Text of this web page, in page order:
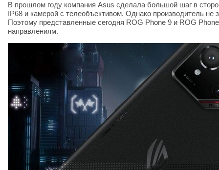
В прошлом году компания Asus сделала большой шаг в
IP68 и камерой с телеобъективом. Однако производитель
Поэтому представленные сегодня ROG Phone 9 и ROG
направлениям.